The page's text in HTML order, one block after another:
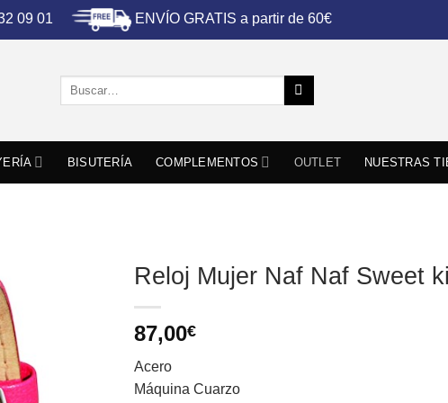
09 01 ENVÍO GRATIS a partir de 60€
Buscar
BISUTERÍA COMPLEMENTOS OUTLET NUESTRAS
Reloj Mujer Naf Naf Sweet
87,00€
Acero
Máquina Cuarzo